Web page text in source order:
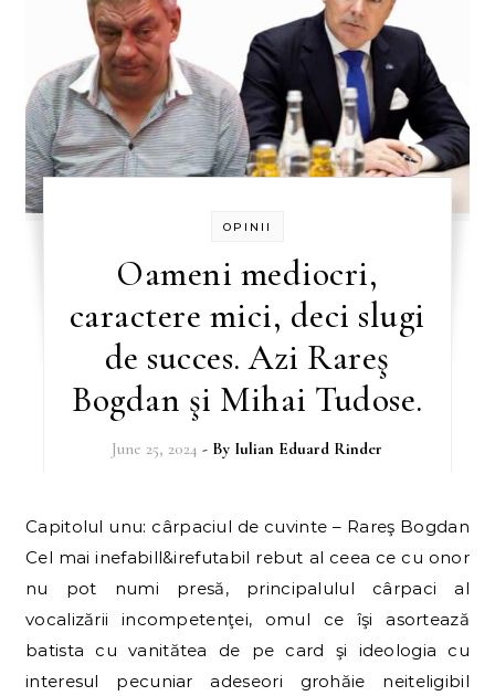
OPINII
Oameni mediocri,
caractere mici, deci slugi
de succes. Azi Rareş
Bogdan şi Mihai Tudose.
June 25, 2024 - By Iulian Eduard Rinder
Capitolul unu: cârpaciul de cuvinte – Rareş Bogdan
Cel mai inefabill&irefutabil rebut al ceea ce cu onor
nu pot numi presă, principalulul cârpaci al
vocalizării incompetenţei, omul ce îşi asortează
batista cu vanitătea de pe card şi ideologia cu
interesul pecuniar adeseori grohăie neiteligibil